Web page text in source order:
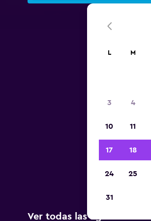
A
Ver todas las agencias de
L M
3 4
10 11
17 18
24 25
31